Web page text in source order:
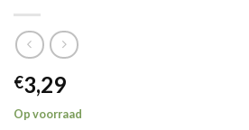
€3,29
Op voorraad